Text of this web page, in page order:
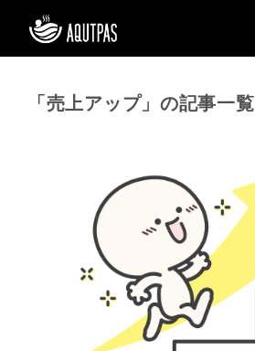
「売上アップ」の記事一覧